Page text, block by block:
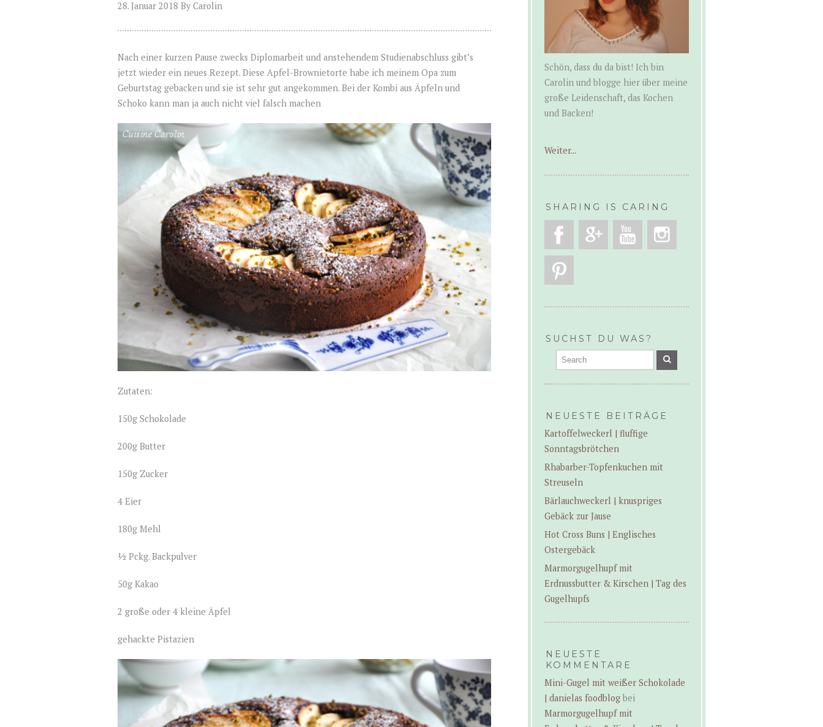
28. Januar 2018 ByCarolin
Nach einer kurzen Pause zwecks Diplomarbeit und anstehendem Studienabschluss gibt’s
jetzt wieder ein neues Rezept. Diese Apfel-Brownietorte habe ich meinem Opa zum
Geburtstag gebacken und sie ist sehr gut angekommen. Bei der Kombi aus Äpfeln und
Schoko kann man ja auch nicht viel falsch machen
Zutaten:
150g Schokolade
200g Butter
150g Zucker
4 Eier
180g Mehl
½ Pckg. Backpulver
50g Kakao
2 große oder 4 kleine Äpfel
gehackte Pistazien
Schön, dass du da bist! Ich bin
Carolin und blogge hier über meine
große Leidenschaft, das Kochen
und Backen!
Weiter...
SHARING IS CARING
SUCHST DU WAS?
NEUESTE BEITRÄGE
Kartoffelweckerl | fluffige
Sonntagsbrötchen
Rhabarber-Topfenkuchen mit
Streuseln
Bärlauchweckerl | knuspriges
Gebäck zur Jause
Hot Cross Buns | Englisches
Ostergebäck
Marmorgugelhupf mit
Erdnussbutter & Kirschen | Tag des
Gugelhupfs
NEUESTE
KOMMENTARE
Mini-Gugel mit weißer Schokolade
| danielas foodblog bei
Marmorgugelhupf mit